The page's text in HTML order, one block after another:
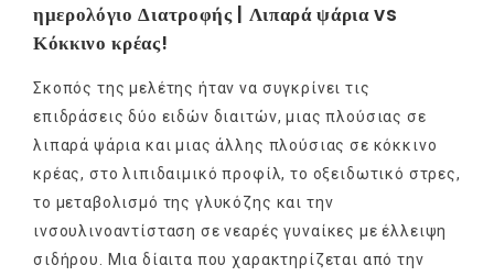
ημερολόγιο Διατροφής | Λιπαρά ψάρια vs
Κόκκινο κρέας!
Σκοπός της μελέτης ήταν να συγκρίνει τις
επιδράσεις δύο ειδών διαιτών, μιας πλούσιας σε
λιπαρά ψάρια και μιας άλλης πλούσιας σε κόκκινο
κρέας, στο λιπιδαιμικό προφίλ, το οξειδωτικό στρες,
το μεταβολισμό της γλυκόζης και την
ινσουλινοαντίσταση σε νεαρές γυναίκες με έλλειψη
σιδήρου. Μια δίαιτα που χαρακτηρίζεται από την